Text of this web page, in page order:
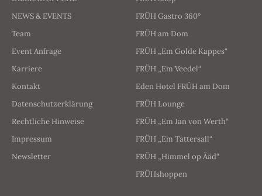
NEWS & EVENTS
Team
Event Anfrage
Karriere
Kontakt
Datenschutzerklärung
Rechtliche Hinweise
Impressum
Newsletter
FRÜH Gastro 360°
FRÜH am Dom
FRÜH „Em Golde Kappes“
FRÜH „Em Veedel“
Eden Hotel FRÜH am Dom
FRÜH Lounge
FRÜH „Em Jan von Werth“
FRÜH „Em Tattersall“
FRÜH „Himmel op Ääd“
FRÜHshoppen